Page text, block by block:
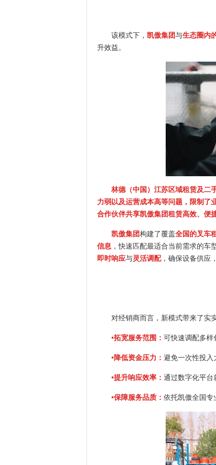
该模式下， 凯傲集团与生态圈内
升效益。
林德（中国）江苏区域租赁及二
力弱以及运营成本高等问题，限制了
合作伙伴共享凯傲集团租赁高效、便
凯傲集团构建了覆盖全国的叉车
信息 ，快速匹配最适合当前需求的
即时响应与灵活调配，确保设备供应
对经销商而言，新模式带来了实
•拓宽服务范围： 可快速调配多样
•降低资金压力： 避免一次性投入
•提升响应效率： 通过数字化平台
•保障服务品质： 依托凯傲全国专